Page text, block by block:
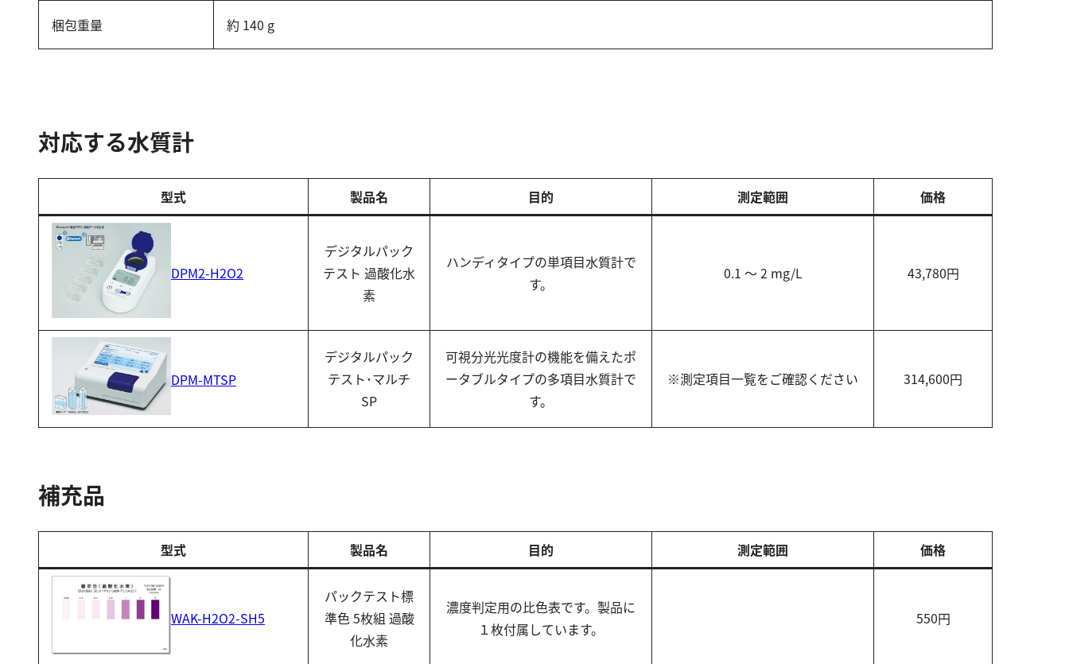
梱包重量 約 140 g
対応する水質計
型式 製品名 目的 測定範囲 価格
DPM2-H2O2
デジタルパック
テスト 過酸化水
素
ハンディタイプの単項目水質計で
す。
0.1 ～ 2 mg/L 43,780円
DPM-MTSP
デジタルパック
テスト･マルチ
SP
可視分光光度計の機能を備えたポ
ータブルタイプの多項目水質計で
す。
※測定項目一覧をご確認ください 314,600円
補充品
型式 製品名 目的 測定範囲 価格
WAK-H2O2-SH5
パックテスト標
準色 5枚組 過酸
化水素
濃度判定用の比色表です。製品に
１枚付属しています。
550円